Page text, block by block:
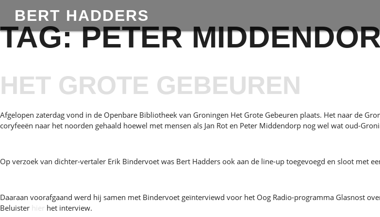
BERT HADDERS
TAG:PETER
HET GROTE GEBEUREN
Afgelopen zaterdag vond in de Openbare Bibliotheek van Groningen Het Grote Gebeuren plaats. Het naar de
coryfeeën naar het noorden gehaald hoewel met mensen als Jan Rot en Peter Middendorp nog wel wat oud-
Op verzoek van dichter-vertaler Erik Bindervoet was Bert Hadders ook aan de line-up toegevoegd en sloot met
Daaraan voorafgaand werd hij samen met Bindervoet geïnterviewd voor het Oog Radio-programma Glasnost
Beluister hier het interview.